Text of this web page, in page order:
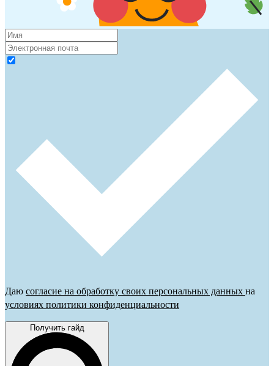
Даю согласие на обработку своих персональных данных на
условиях политики конфиденциальности
Получить гайд